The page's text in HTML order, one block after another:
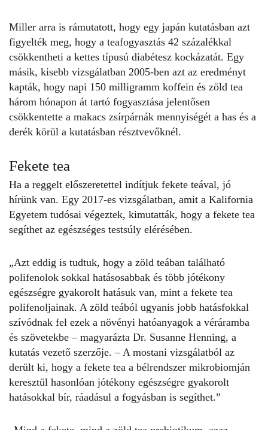
Miller arra is rámutatott, hogy egy japán kutatásban azt
figyelték meg, hogy a teafogyasztás 42 százalékkal
csökkentheti a kettes típusú diabétesz kockázatát. Egy
másik, kisebb vizsgálatban 2005-ben azt az eredményt
kapták, hogy napi 150 milligramm koffein és zöld tea
három hónapon át tartó fogyasztása jelentősen
csökkentette a makacs zsírpárnák mennyiségét a has és a
derék körül a kutatásban résztvevőknél.
Fekete tea
Ha a reggelt előszeretettel indítjuk fekete teával, jó
hírünk van. Egy 2017-es vizsgálatban, amit a Kalifornia
Egyetem tudósai végeztek, kimutatták, hogy a fekete tea
segíthet az egészséges testsúly elérésében.
„Azt eddig is tudtuk, hogy a zöld teában található
polifenolok sokkal hatásosabbak és több jótékony
egészségre gyakorolt hatásuk van, mint a fekete tea
polifenoljainak. A zöld teából ugyanis jobb hatásfokkal
szívódnak fel ezek a növényi hatóanyagok a véráramba
és szövetekbe – magyarázta Dr. Susanne Henning, a
kutatás vezető szerzője. – A mostani vizsgálatból az
derült ki, hogy a fekete tea a bélrendszer mikrobiomján
keresztül hasonlóan jótékony egészségre gyakorolt
hatásokkal bír, ráadásul a fogyásban is segíthet.”